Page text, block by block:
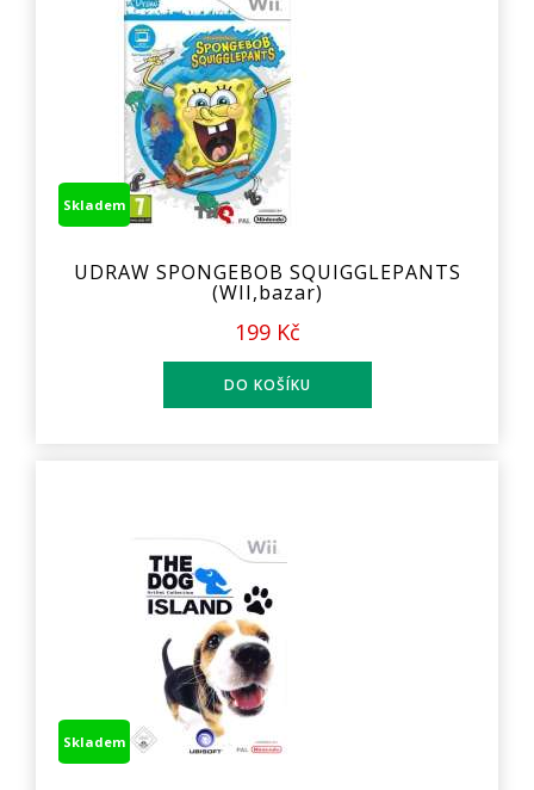
Skladem
UDRAW SPONGEBOB SQUIGGLEPANTS
(WII,bazar)
199 Kč
Skladem